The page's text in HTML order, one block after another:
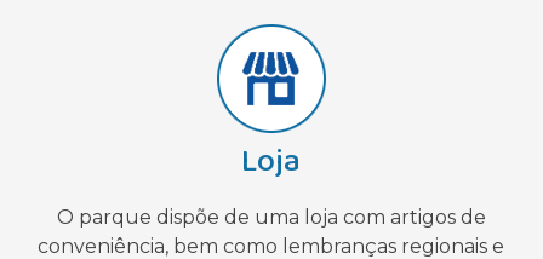
Loja
O parque dispõe de uma loja com artigos de
conveniência, bem como lembranças regionais e